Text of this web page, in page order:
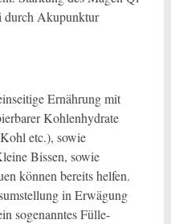
durch Akupunktur
Ernährung mit
Kohlenhydrate
etc.), sowie
Bissen, sowie
können bereits helfen.
in Erwägung
sogenanntes Fülle-